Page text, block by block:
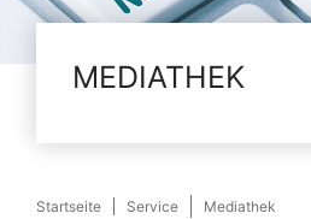
MEDIATHEK
Startseite Service Mediathek